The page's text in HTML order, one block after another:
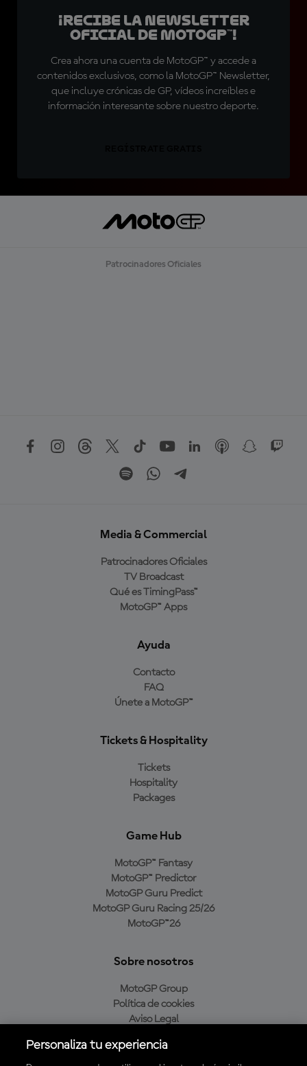
¡Recibe la Newsletter
oficial de MotoGP™!
Crea ahora una cuenta de MotoGP™ y accede a
contenidos exclusivos, como la MotoGP™ Newsletter,
que incluye crónicas de GP, vídeos increíbles e
información interesante sobre nuestro deporte.
Patrocinadores Oficiales
Media & Commercial
Patrocinadores Oficiales
TV Broadcast
Qué es TimingPass™
MotoGP™ Apps
Ayuda
Contacto
FAQ
Únete a MotoGP™
Tickets & Hospitality
Tickets
Hospitality
Packages
Game Hub
MotoGP™ Fantasy
MotoGP™ Predictor
MotoGP Guru Predict
MotoGP Guru Racing 25/26
MotoGP™26
Sobre nosotros
MotoGP Group
Política de cookies
Aviso Legal
Política de compra
Personaliza tu experiencia